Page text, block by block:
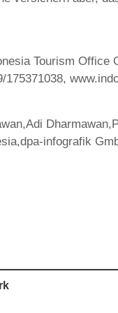
Tourism Office
175371038,
infografik